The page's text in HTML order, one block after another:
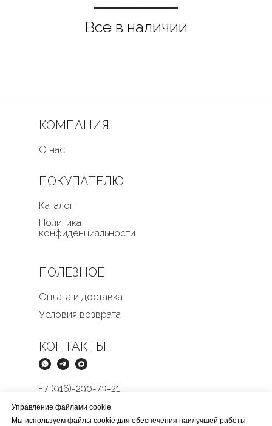
КОМПАНИЯ
О нас
ПОЛЕЗНОЕ
Оплата и доставка
Условия возврата
ПОКУПАТЕЛЮ
Каталог
Политика
конфиденциальности
КОНТАКТЫ
Butikmens@yandex.ru
+7 (916)-290-73-21
Управление файлами cookie
Мы используем файлы cookie для обеспечения наилучшей работы